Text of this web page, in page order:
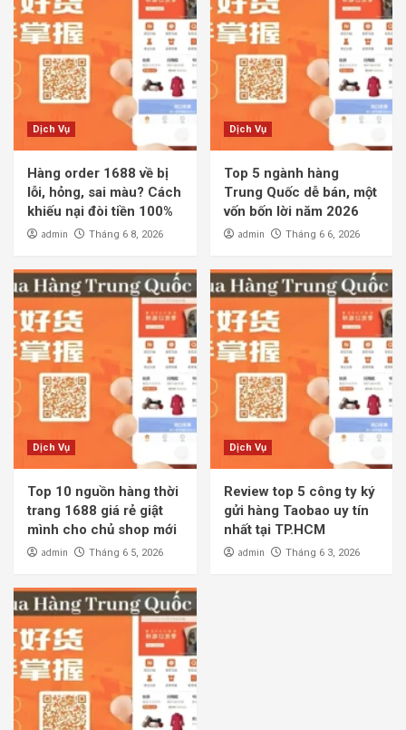
Dịch Vụ
Hàng order 1688 về bị
lỗi, hỏng, sai màu? Cách
khiếu nại đòi tiền 100%
admin Tháng 6 8, 2026
Dịch Vụ
Top 5 ngành hàng
Trung Quốc dễ bán, một
vốn bốn lời năm 2026
admin Tháng 6 6, 2026
Dịch Vụ
Top 10 nguồn hàng thời
trang 1688 giá rẻ giật
mình cho chủ shop mới
admin Tháng 6 5, 2026
Dịch Vụ
Review top 5 công ty ký
gửi hàng Taobao uy tín
nhất tại TP.HCM
admin Tháng 6 3, 2026